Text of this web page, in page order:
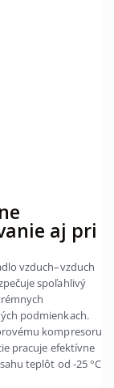
aj pri
vzduch–vzduch
spoľahlivý
podmienkach.
kompresoru
pracuje efektívne
teplôt od -25 °C